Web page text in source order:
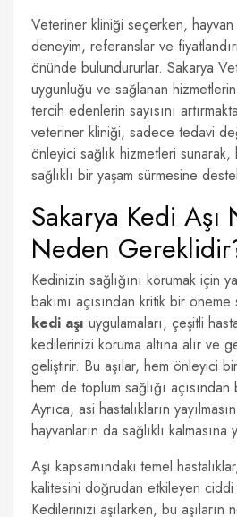
Veteriner kliniği seçerken,
deneyim, referanslar ve
önünde bulundururlar. Sakarya
uygunluğu ve sağlanan
tercih edenlerin sayısını
veteriner kliniği, sadece tedavi
önleyici sağlık hizmetleri sunarak,
sağlıklı bir yaşam sürmesine
Sakarya Kedi Aşı
Neden
Kedinizin sağlığını korumak için
bakımı açısından kritik bir öneme
kedi aşı uygulamaları, çeşitli
kedilerinizi koruma altına alır ve
geliştirir. Bu aşılar, hem önleyici
hem de toplum sağlığı
Ayrıca, asi hastalıkların
hayvanların da sağlıklı kalmasına
Aşı kapsamındaki temel
kalitesini doğrudan etkileyen ciddi
Kedilerinizi aşılarken, bu aşıların